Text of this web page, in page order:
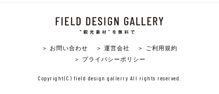
＞ お問い合わせ ＞ 運営会社
＞ ご利用規約
＞ プライバシーポリシー
Copyright(C) field design gallerry All rights reserved.